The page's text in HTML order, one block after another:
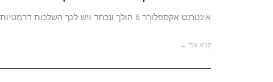
אינטרנט אקספלורר 6 הולך ונכחד ויש לכך השלכות דרמטיות על עלויות הפיתוח של מיזמי אינטרנט.
קרא עוד ←